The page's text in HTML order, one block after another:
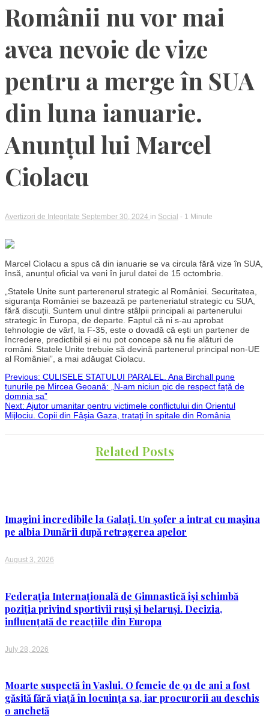
Românii nu vor mai
avea nevoie de vize
pentru a merge în SUA
din luna ianuarie.
Anunțul lui Marcel
Ciolacu
Avertizori de Integritate September 30, 2024 in Social - 1 Minute
Marcel Ciolacu a spus că din ianuarie se va circula fără vize în SUA,
însă, anunțul oficial va veni în jurul datei de 15 octombrie.
„Statele Unite sunt parterenerul strategic al României. Securitatea,
siguranța României se bazează pe parteneriatul strategic cu SUA,
fără discuții. Suntem unul dintre stâlpii principali ai partenerului
strategic în Europa, de departe. Faptul că ni s-au aprobat
tehnologie de vârf, la F-35, este o dovadă că ești un partener de
încredere, predictibil și ei nu pot concepe să nu fie alături de
români. Statele Unite trebuie să devină partenerul principal non-UE
al României”, a mai adăugat Ciolacu.
Post
navigation
Previous: CULISELE STATULUI PARALEL. Ana Birchall pune
tunurile pe Mircea Geoană: „N-am niciun pic de respect față de
domnia sa”
Next: Ajutor umanitar pentru victimele conflictului din Orientul
Mijlociu. Copii din Fâşia Gaza, trataţi în spitale din România
Related Posts
Imagini incredibile la Galați. Un șofer a intrat cu mașina
pe albia Dunării după retragerea apelor
August 3, 2026
Federația Internațională de Gimnastică își schimbă
poziția privind sportivii ruși și belaruși. Decizia,
influențată de reacțiile din Europa
July 28, 2026
Moarte suspectă în Vaslui. O femeie de 91 de ani a fost
găsită fără viață în locuința sa, iar procurorii au deschis
o anchetă